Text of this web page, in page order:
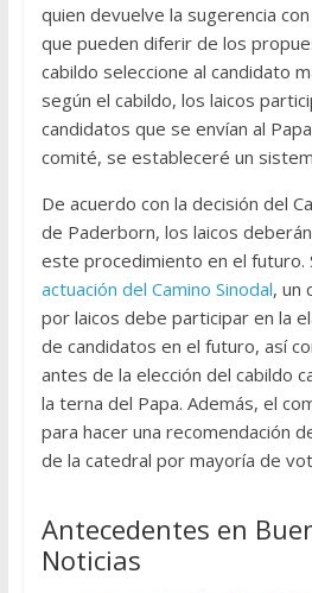
quien devuelve la sugerencia
que pueden diferir de los
cabildo seleccione al candidato
según el cabildo, los laicos
candidatos que se envían al
comité, se estableceré un
De acuerdo con la decisión del
de Paderborn, los laicos
este procedimiento en el futuro.
actuación del Camino Sinodal, un
por laicos debe participar en la
de candidatos en el futuro, así
antes de la elección del cabildo
la terna del Papa. Además, el
para hacer una recomendación
de la catedral por mayoría de
Antecedentes en
Noticias